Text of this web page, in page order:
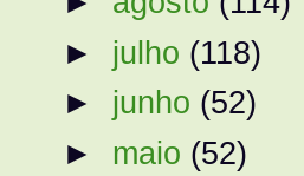
► julho (118)
► junho (52)
► maio (52)